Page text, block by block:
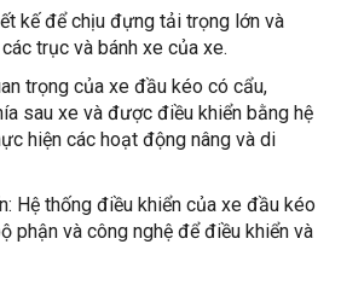
kế để chịu đựng tải trọng lớn và
trục và bánh xe của xe.
trọng của xe đầu kéo có cẩu,
sau xe và được điều khiển bằng hệ
hiện các hoạt động nâng và di
Hệ thống điều khiển của xe đầu kéo
phận và công nghệ để điều khiển và